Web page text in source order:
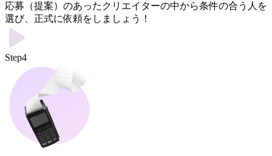
応募（提案）のあったクリエイターの中から条件の合う人を
選び、正式に依頼をしましょう！
Step4